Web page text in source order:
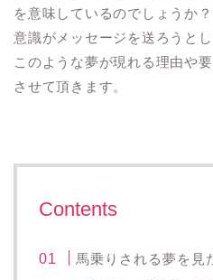
を意味しているのでしょうか
意識がメッセージを送ろうと
このような夢が現れる理由や
させて頂きます。
Contents
馬乗りされる夢を見